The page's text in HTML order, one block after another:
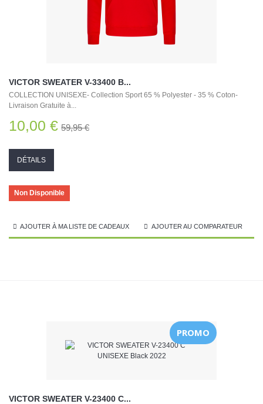
VICTOR SWEATER V-33400 B...
COLLECTION UNISEXE- Collection Sport 65 % Polyester - 35 % Coton-
Livraison Gratuite à...
10,00 € 59,95 €
DÉTAILS
Non Disponible
AJOUTER À MA LISTE DE CADEAUX AJOUTER AU COMPARATEUR
PROMO
VICTOR SWEATER V-23400 C...